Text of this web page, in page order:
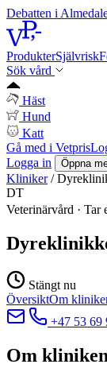
Debatten i
ProdukterSjälvrisk
Sök vård
Häst
Hund
Katt
Gå med i Vetpris
Logga in
Öppna
Kliniker /
DT
Veterinärvård · Tar
Stängt nu
ÖversiktOm
+47 53 69
Om kliniken